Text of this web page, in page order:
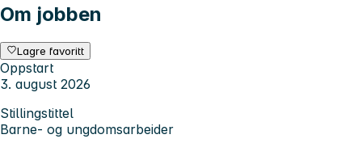
Om jobben
Lagre favoritt
Oppstart
3. august 2026
Stillingstittel
Barne- og ungdomsarbeider